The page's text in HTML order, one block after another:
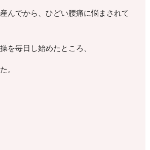
んでから、ひどい腰痛に悩まされて
を毎日し始めたところ、
。